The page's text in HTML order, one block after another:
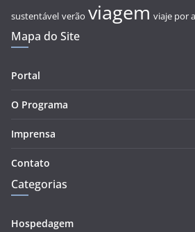
sustentável verão viagem viaje por
Mapa do Site
Portal
O Programa
Imprensa
Contato
Categorias
Hospedagem